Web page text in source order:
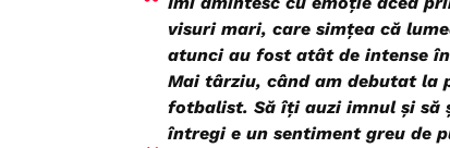
visuri mari, care simțea că
atunci au fost atât de intense
Mai târziu, când am debutat la
fotbalist. Să îți auzi imnul și să
întregi e un sentiment greu de